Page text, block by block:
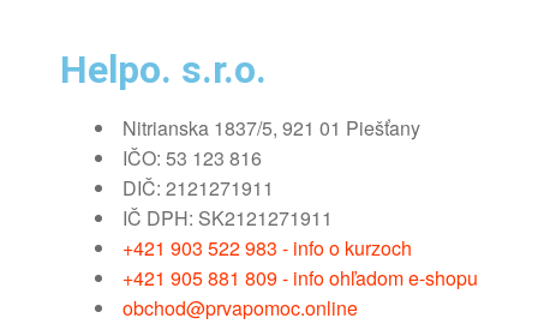
Helpo. s.r.o.
Nitrianska 1837/5, 921 01 Piešťany
IČO: 53 123 816
DIČ: 2121271911
IČ DPH: SK2121271911
+421 903 522 983 - info o kurzoch
+421 905 881 809 - info ohľadom e-shopu
obchod@prvapomoc.online